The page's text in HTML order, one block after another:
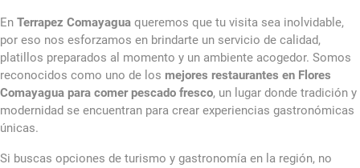
En Terrapez Comayagua queremos que tu visita sea inolvidable,
por eso nos esforzamos en brindarte un servicio de calidad,
platillos preparados al momento y un ambiente acogedor. Somos
reconocidos como uno de los mejores restaurantes en Flores
Comayagua para comer pescado fresco, un lugar donde tradición y
modernidad se encuentran para crear experiencias gastronómicas
únicas.
Si buscas opciones de turismo y gastronomía en la región, no